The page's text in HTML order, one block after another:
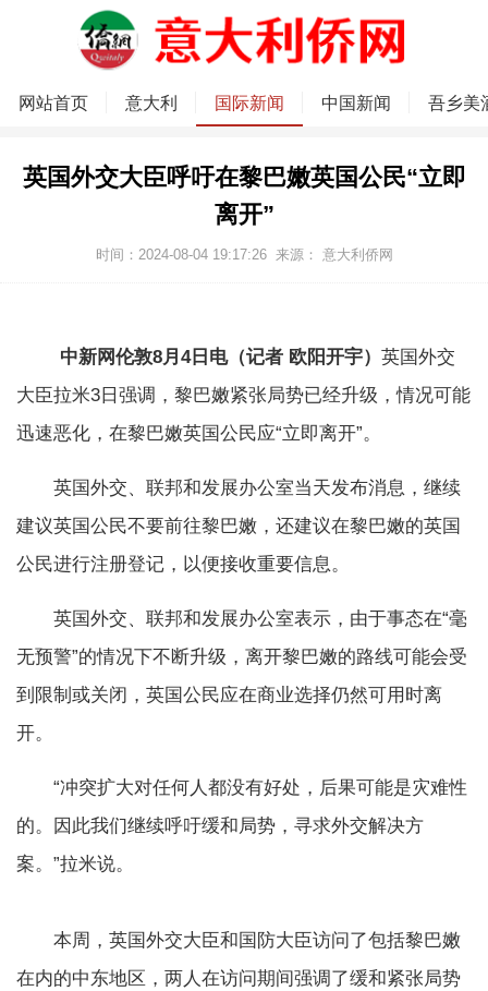
网站首页 意大利 国际新闻 中国新闻 吾乡美
英国外交大臣呼吁在黎巴嫩英国公民“立即
离开”
时间：2024-08-04 19:17:26 来源： 意大利侨网
中新网伦敦8月4日电（记者 欧阳开宇） 英国外交
大臣拉米3日强调，黎巴嫩紧张局势已经升级，情况可能
迅速恶化，在黎巴嫩英国公民应“立即离开”。
英国外交、联邦和发展办公室当天发布消息，继续
建议英国公民不要前往黎巴嫩，还建议在黎巴嫩的英国
公民进行注册登记，以便接收重要信息。
英国外交、联邦和发展办公室表示，由于事态在“毫
无预警”的情况下不断升级，离开黎巴嫩的路线可能会受
到限制或关闭，英国公民应在商业选择仍然可用时离
开。
“冲突扩大对任何人都没有好处，后果可能是灾难性
的。因此我们继续呼吁缓和局势，寻求外交解决方
案。”拉米说。
本周，英国外交大臣和国防大臣访问了包括黎巴嫩
在内的中东地区，两人在访问期间强调了缓和紧张局势